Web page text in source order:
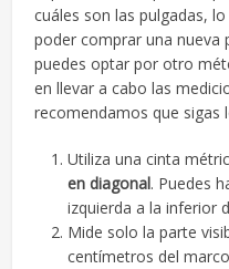
cuáles son las pulgadas,
poder comprar una nueva
puedes optar por otro
en llevar a cabo las
recomendamos que sigas
Utiliza una cinta
en diagonal. Puedes
izquierda a la inferior
Mide solo la parte
centímetros del